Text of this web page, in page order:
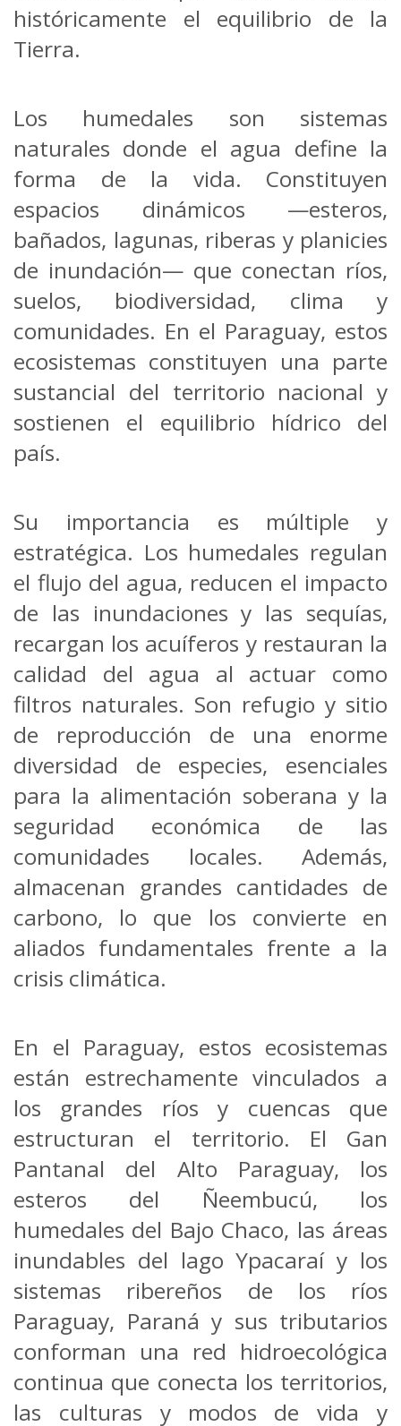
históricamente el equilibrio de la
Tierra.
Los humedales son sistemas
naturales donde el agua define la
forma de la vida. Constituyen
espacios dinámicos —esteros,
bañados, lagunas, riberas y planicies
de inundación— que conectan ríos,
suelos, biodiversidad, clima y
comunidades. En el Paraguay, estos
ecosistemas constituyen una parte
sustancial del territorio nacional y
sostienen el equilibrio hídrico del
país.
Su importancia es múltiple y
estratégica. Los humedales regulan
el flujo del agua, reducen el impacto
de las inundaciones y las sequías,
recargan los acuíferos y restauran la
calidad del agua al actuar como
filtros naturales. Son refugio y sitio
de reproducción de una enorme
diversidad de especies, esenciales
para la alimentación soberana y la
seguridad económica de las
comunidades locales. Además,
almacenan grandes cantidades de
carbono, lo que los convierte en
aliados fundamentales frente a la
crisis climática.
En el Paraguay, estos ecosistemas
están estrechamente vinculados a
los grandes ríos y cuencas que
estructuran el territorio. El Gan
Pantanal del Alto Paraguay, los
esteros del Ñeembucú, los
humedales del Bajo Chaco, las áreas
inundables del lago Ypacaraí y los
sistemas ribereños de los ríos
Paraguay, Paraná y sus tributarios
conforman una red hidroecológica
continua que conecta los territorios,
las culturas y modos de vida y